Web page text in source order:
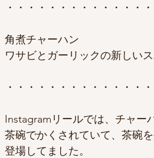
・・・・・・・・・・・・・
角煮チャーハン
ワサビとガーリックの新しい
・・・・・・・・・・・・・
Instagramリールでは、チャー
茶碗でかくされていて、茶碗
登場してました。